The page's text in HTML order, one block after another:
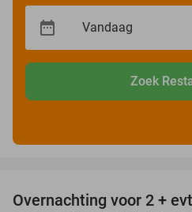
Zoek
Overnachting voor 2 +